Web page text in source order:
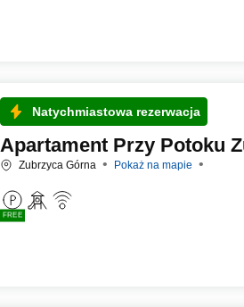
Natychmiastowa rezerwacja
Apartament Przy Potoku
Zubrzyca Górna Pokaż na mapie
FREE